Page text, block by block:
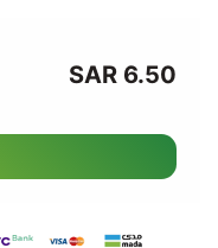
6.50 SAR